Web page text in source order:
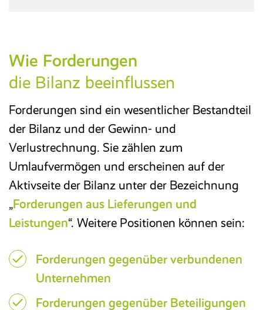
Wie Forderungen
die Bilanz beeinflussen
Forderungen sind ein wesentlicher Bestandteil
der Bilanz und der Gewinn- und
Verlustrechnung. Sie zählen zum
Umlaufvermögen und erscheinen auf der
Aktivseite der Bilanz unter der Bezeichnung
„Forderungen aus Lieferungen und
Leistungen“. Weitere Positionen können sein:
Forderungen gegenüber verbundenen
Unternehmen
Forderungen gegenüber Beteiligungen